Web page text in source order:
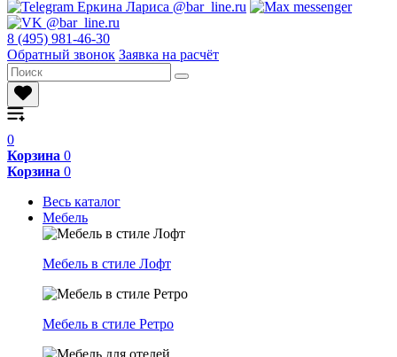
8 (495) 981-46-30
Обратный звонок Заявка на расчёт
0
Корзина 0
Корзина 0
Весь каталог
Мебель
Мебель в стиле Лофт
Мебель в стиле Ретро